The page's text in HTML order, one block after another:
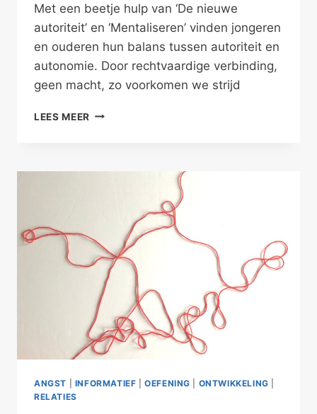
Met een beetje hulp van ‘De nieuwe
autoriteit’ en ‘Mentaliseren’ vinden jongeren
en ouderen hun balans tussen autoriteit en
autonomie. Door rechtvaardige verbinding,
geen macht, zo voorkomen we strijd
LEES MEER VERBINDING,
ANGST INFORMATIEF |OEFENING ONTWIKKELING
RELATIES